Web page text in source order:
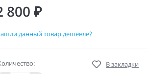
800 ₽
данный товар дешевле?
В закладки